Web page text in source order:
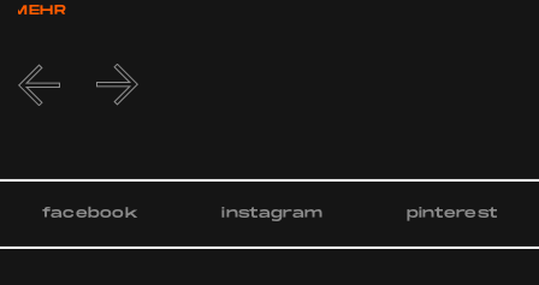
MEHR
facebook instagram pinterest